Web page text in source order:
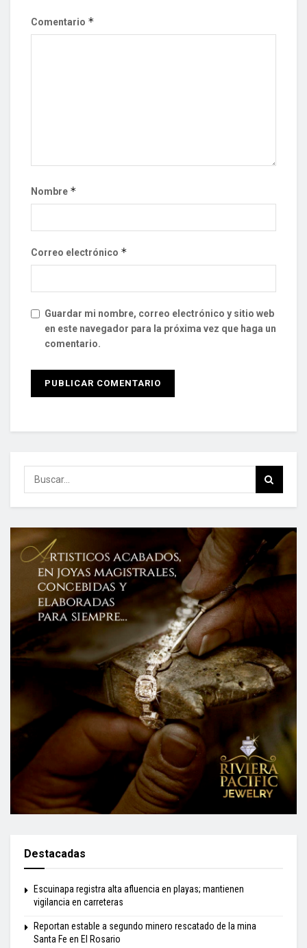
Comentario *
Nombre *
Correo electrónico *
Guardar mi nombre, correo electrónico y sitio web
en este navegador para la próxima vez que haga un
comentario.
Destacadas
Escuinapa registra alta afluencia en playas; mantienen
vigilancia en carreteras
Reportan estable a segundo minero rescatado de la mina
Santa Fe en El Rosario